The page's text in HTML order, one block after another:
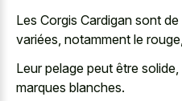
Les Corgis Cardigan sont
variées, notamment le
Leur pelage peut être
marques blanches.